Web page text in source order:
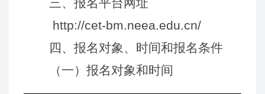
三、 报名平台网址
http://cet-bm.neea.edu.cn/
四、报名对象、时间和报名条件
（一） 报名对象和时间